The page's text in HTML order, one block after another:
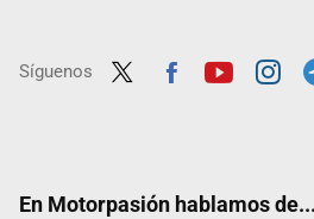
Síguenos
En Motorpasión hablamos de...